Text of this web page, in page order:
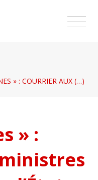
» : COURRIER AUX (…)
» :